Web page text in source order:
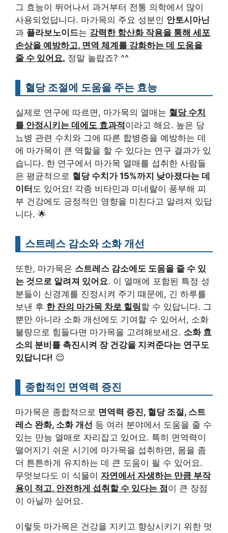
그 효능이 뛰어나서 과거부터 전통 의학에서 많이
사용되었답니다. 마가목의 주요 성분인 안토시아닌
과 플라보노이드는 강력한 항산화 작용을 통해 세포
손상을 예방하고, 면역 체계를 강화하는 데 도움을
줄 수 있어요. 정말 놀랍죠? ^^
혈당 조절에 도움을 주는 효능
실제로 연구에 따르면, 마가목의 열매는 혈당 수치
를 안정시키는 데에도 효과적이라고 해요. 높은 당
뇨병 관련 수치와 그에 따른 합병증을 예방하는 데
에 마가목이 큰 역할을 할 수 있다는 연구 결과가 있
습니다. 한 연구에서 마가목 열매를 섭취한 사람들
은 평균적으로 혈당 수치가 15%까지 낮아졌다는 데
이터 도 있어요! 각종 비타민과 미네랄이 풍부해 피
부 건강에도 긍정적인 영향을 미친다고 알려져 있답
니다. 🌟
스트레스 감소와 소화 개선
또한, 마가목은 스트레스 감소에도 도움을 줄 수 있
는 것으로 알려져 있어요. 이 열매에 포함된 특정 성
분들이 신경계를 진정시켜 주기 때문에, 긴 하루를
보낸 후 한 잔의 마가목 차로 힐링할 수 있답니다. 그
뿐만 아니라 소화 개선에도 기여할 수 있어서, 소화
불량으로 힘들다면 마가목을 고려해보세요. 소화 효
소의 분비를 촉진시켜 장 건강을 지켜준다는 연구도
있답니다! 😌
종합적인 면역력 증진
마가목은 종합적으로 면역력 증진, 혈당 조절, 스트
레스 완화, 소화 개선 등 여러 분야에서 도움을 줄 수
있는 만능 열매로 자리잡고 있어요. 특히 면역력이
떨어지기 쉬운 시기에 마가목을 섭취하면, 몸을 좀
더 튼튼하게 유지하는 데 큰 도움이 될 수 있어요.
무엇보다도 이 식물이 자연에서 자생하는 만큼 부작
용이 적고, 안전하게 섭취할 수 있다는 점이 큰 장점
이 아닐까 싶어요.
이렇듯 마가목은 건강을 지키고 향상시키기 위한 멋